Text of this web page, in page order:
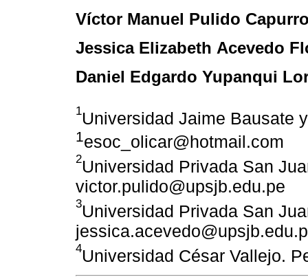
Víctor Manuel Pulido
Jessica Elizabeth Acevedo
Daniel Edgardo Yupanqui
1Universidad Jaime Bausate
1esoc_olicar@hotmail.com
2Universidad Privada San
victor.pulido@upsjb.edu.pe
3Universidad Privada San
4Universidad César Vallejo.